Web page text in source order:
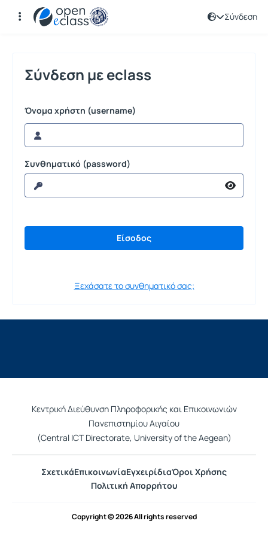
Σύνδεση
Σύνδεση
Σύνδεση με eclass
Όνομα χρήστη (username)
Συνθηματικό (password)
Ξεχάσατε το συνθηματικό σας;
Κεντρική Διεύθυνση Πληροφορικής και Επικοινωνιών
Πανεπιστημίου Αιγαίου
(Central ICT Directorate, University of the Aegean)
ΣχετικάΕπικοινωνίαΕγχειρίδιαΌροι Χρήσης
Πολιτική Απορρήτου
Copyright © 2026 All rights reserved